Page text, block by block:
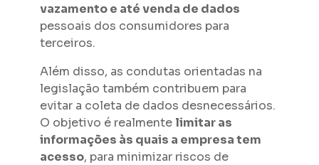
vazamento e até venda de dados
pessoais dos consumidores para
terceiros.
Além disso, as condutas orientadas na
legislação também contribuem para
evitar a coleta de dados desnecessários.
O objetivo é realmente limitar as
informações às quais a empresa tem
acesso, para minimizar riscos de